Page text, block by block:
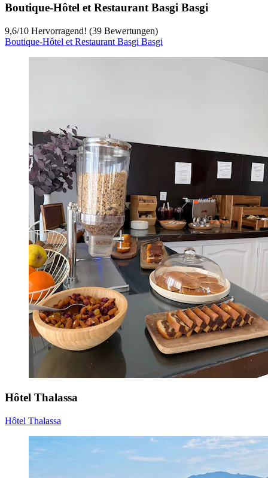
Boutique-Hôtel et Restaurant Basgi Basgi
9,6/10 Hervorragend! (39 Bewertungen)
Boutique-Hôtel et Restaurant Basgi Basgi
Hôtel Thalassa
Hôtel Thalassa